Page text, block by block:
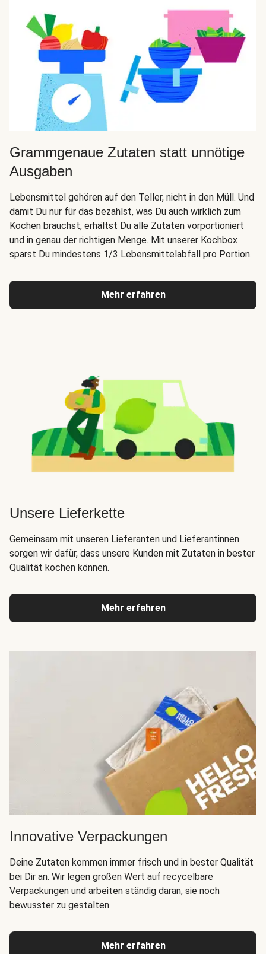
Grammgenaue Zutaten statt unnötige
Ausgaben
Lebensmittel gehören auf den Teller, nicht in den Müll. Und
damit Du nur für das bezahlst, was Du auch wirklich zum
Kochen brauchst, erhältst Du alle Zutaten vorportioniert
und in genau der richtigen Menge. Mit unserer Kochbox
sparst Du mindestens 1/3 Lebensmittelabfall pro Portion.
Mehr erfahren
Unsere Lieferkette
Gemeinsam mit unseren Lieferanten und Lieferantinnen
sorgen wir dafür, dass unsere Kunden mit Zutaten in bester
Qualität kochen können.
Mehr erfahren
Innovative Verpackungen
Deine Zutaten kommen immer frisch und in bester Qualität
bei Dir an. Wir legen großen Wert auf recycelbare
Verpackungen und arbeiten ständig daran, sie noch
bewusster zu gestalten.
Mehr erfahren